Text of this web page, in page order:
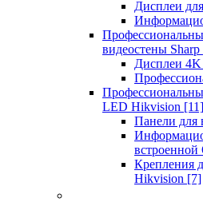
Дисплеи
видеостены Sharp
Дисплеи
LED Hikvision [11]
Панели для
Крепления
Hikvision [7]